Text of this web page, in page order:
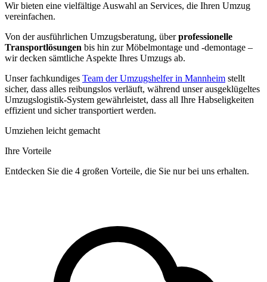
Wir bieten eine vielfältige Auswahl an Services, die Ihren Umzug
vereinfachen.
Von der ausführlichen Umzugsberatung, überprofessionelle
Transportlösungen bis hin zur Möbelmontage und -demontage –
wir decken sämtliche Aspekte Ihres Umzugs ab.
Unser fachkundiges Team der Umzugshelfer in Mannheim stellt
sicher, dass alles reibungslos verläuft, während unser ausgeklügeltes
Umzugslogistik-System gewährleistet, dass all Ihre Habseligkeiten
effizient und sicher transportiert werden.
Umziehen leicht gemacht
Ihre Vorteile
Entdecken Sie die 4 großen Vorteile, die Sie nur bei uns erhalten.